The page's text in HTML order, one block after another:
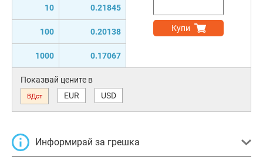
10 0.21845
100 0.20138
1000 0.17067
Купи
Показвай цените в
ВДст EUR USD
Информирай за грешка